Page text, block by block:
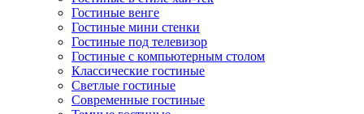
Гостиные венге
Гостиные мини стенки
Гостиные под телевизор
Гостиные с компьютерным столом
Классические гостиные
Светлые гостиные
Современные гостиные